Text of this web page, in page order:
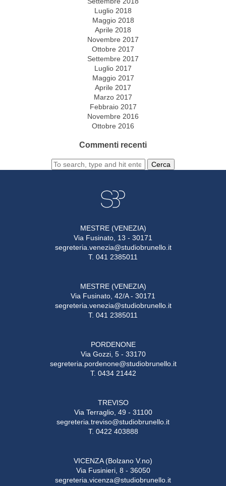
Luglio 2018
Maggio 2018
Aprile 2018
Novembre 2017
Ottobre 2017
Settembre 2017
Luglio 2017
Maggio 2017
Aprile 2017
Marzo 2017
Febbraio 2017
Novembre 2016
Ottobre 2016
Commenti recenti
Cerca
MESTRE (VENEZIA)
Via Fusinato, 13 - 30171
segreteria.venezia@studiobrunello.it
T. 041 2385011
MESTRE (VENEZIA)
Via Fusinato, 42/A - 30171
segreteria.venezia@studiobrunello.it
T. 041 2385011
PORDENONE
Via Gozzi, 5 - 33170
segreteria.pordenone@studiobrunello.it
T. 0434 21442
TREVISO
Via Terraglio, 49 - 31100
segreteria.treviso@studiobrunello.it
T. 0422 403888
VICENZA (Bolzano V.no)
Via Fusinieri, 8 - 36050
segreteria.vicenza@studiobrunello.it